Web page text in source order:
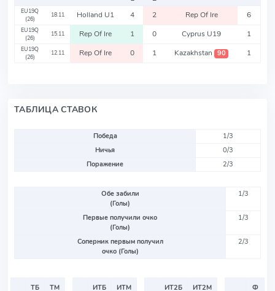
EU19Q
(26)
18.11 Holland U1 4 2 Rep Of Ire 6
EU19Q
(26)
15.11 Rep Of Ire 1 0 Cyprus U19 1
EU19Q
(26)
12.11 Rep Of Ire 0 1 Kazakhstan 90 1
ТАБЛИЦА СТАВОК
Победа
1/3
Ничья
0/3
Поражение
2/3
Обе забили
(Голы)
1/3
Первые получили очко
(Голы)
1/3
Соперник первым получил
очко (Голы)
2/3
ТБ
ТМ
ИТБ
ИТМ
ИТ2Б
ИТ2М
Ф